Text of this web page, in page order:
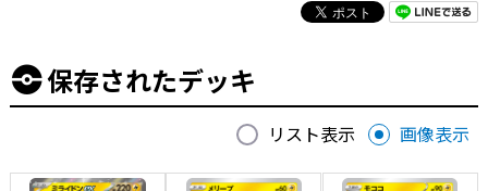
保存されたデッキ
リスト表示 画像表示